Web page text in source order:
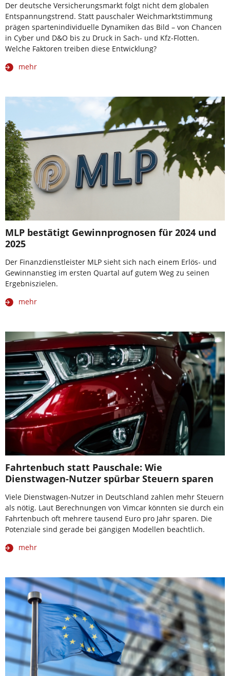
Der deutsche Versicherungsmarkt folgt nicht dem globalen
Entspannungstrend. Statt pauschaler Weichmarktstimmung
prägen spartenindividuelle Dynamiken das Bild – von Chancen
in Cyber und D&O bis zu Druck in Sach- und Kfz-Flotten.
Welche Faktoren treiben diese Entwicklung?
mehr
MLP bestätigt Gewinnprognosen für 2024 und
2025
Der Finanzdienstleister MLP sieht sich nach einem Erlös- und
Gewinnanstieg im ersten Quartal auf gutem Weg zu seinen
Ergebniszielen.
mehr
Fahrtenbuch statt Pauschale: Wie
Dienstwagen-Nutzer spürbar Steuern sparen
Viele Dienstwagen-Nutzer in Deutschland zahlen mehr Steuern
als nötig. Laut Berechnungen von Vimcar könnten sie durch ein
Fahrtenbuch oft mehrere tausend Euro pro Jahr sparen. Die
Potenziale sind gerade bei gängigen Modellen beachtlich.
mehr